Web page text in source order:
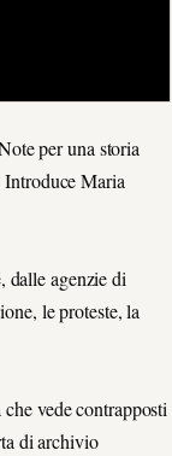
per una storia
Maria
dalle agenzie di
le proteste, la
vede contrapposti
di archivio